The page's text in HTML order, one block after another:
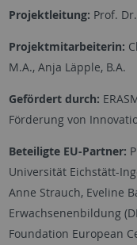
Projektleitung: Prof.
Projektmitarbeiterin:
M.A., Anja Läpple, B.A.
Gefördert durch:
Förderung von
Beteiligte EU-Partner:
Universität Eichstätt-
Anne Strauch, Eveline
Erwachsenenbildung
Foundation European